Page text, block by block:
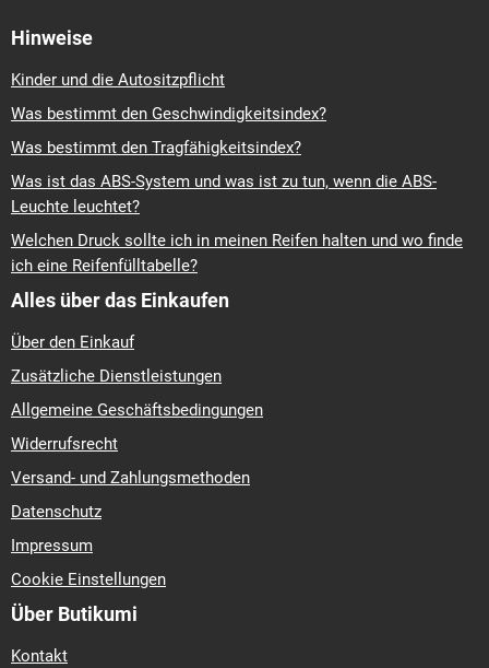
Hinweise
Kinder und die Autositzpflicht
Was bestimmt den Geschwindigkeitsindex?
Was bestimmt den Tragfähigkeitsindex?
Was ist das ABS-System und was ist zu tun, wenn die ABS-
Leuchte leuchtet?
Welchen Druck sollte ich in meinen Reifen halten und wo finde
ich eine Reifenfülltabelle?
Alles über das Einkaufen
Über den Einkauf
Zusätzliche Dienstleistungen
Allgemeine Geschäftsbedingungen
Widerrufsrecht
Versand- und Zahlungsmethoden
Datenschutz
Impressum
Cookie Einstellungen
Über Butikumi
Kontakt